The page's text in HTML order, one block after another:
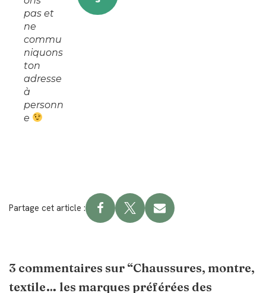
pas et
ne
commu
niquons
ton
adresse
à
personn
e
Partage cet article :
3 commentaires sur “Chaussures, montre,
textile… les marques préférées des